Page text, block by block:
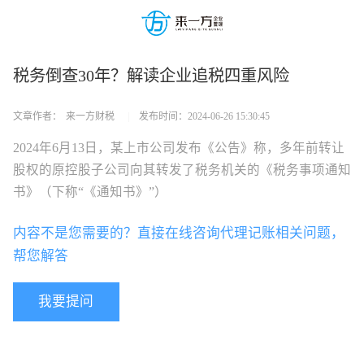
税务倒查30年？解读企业追税四重风险
文章作者： 来一方财税 发布时间：2024-06-26 15:30:45
2024年6月13日，某上市公司发布《公告》称，多年前转让
股权的原控股子公司向其转发了税务机关的《税务事项通知
书》（下称“《通知书》”）
我要提问
内容不是您需要的？直接在线咨询代理记账相关问题，
帮您解答